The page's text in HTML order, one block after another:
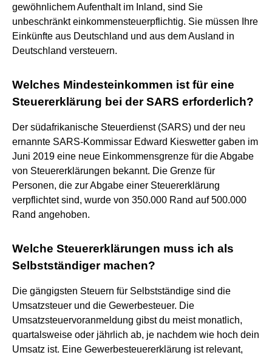
gewöhnlichem Aufenthalt im Inland, sind Sie
unbeschränkt einkommensteuerpflichtig. Sie müssen Ihre
Einkünfte aus Deutschland und aus dem Ausland in
Deutschland versteuern.
Welches Mindesteinkommen ist für eine
Steuererklärung bei der SARS erforderlich?
Der südafrikanische Steuerdienst (SARS) und der neu
ernannte SARS-Kommissar Edward Kieswetter gaben im
Juni 2019 eine neue Einkommensgrenze für die Abgabe
von Steuererklärungen bekannt. Die Grenze für
Personen, die zur Abgabe einer Steuererklärung
verpflichtet sind, wurde von 350.000 Rand auf 500.000
Rand angehoben.
Welche Steuererklärungen muss ich als
Selbstständiger machen?
Die gängigsten Steuern für Selbstständige sind die
Umsatzsteuer und die Gewerbesteuer. Die
Umsatzsteuervoranmeldung gibst du meist monatlich,
quartalsweise oder jährlich ab, je nachdem wie hoch dein
Umsatz ist. Eine Gewerbesteuererklärung ist relevant,